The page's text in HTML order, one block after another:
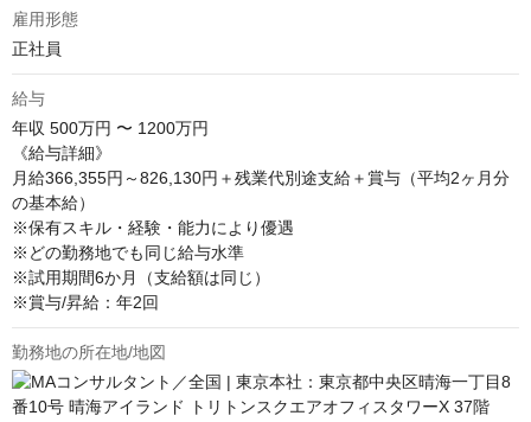
雇用形態
正社員
給与
年収 500万円 〜 1200万円
《給与詳細》
月給366,355円～826,130円＋残業代別途支給＋賞与（平均2ヶ月分
の基本給）
※保有スキル・経験・能力により優遇
※どの勤務地でも同じ給与水準
※試用期間6か月（支給額は同じ）
※賞与/昇給：年2回
勤務地の所在地/地図